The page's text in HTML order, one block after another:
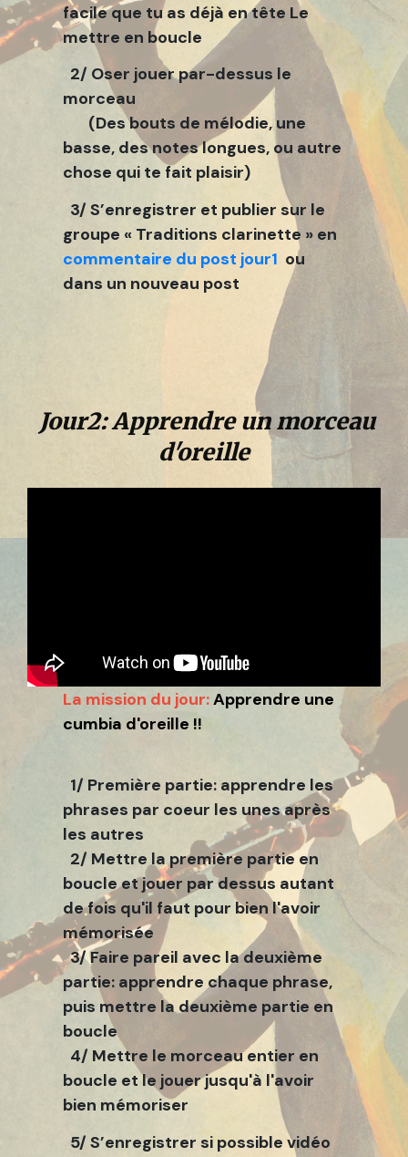
facile que tu as déjà en tête Le
mettre en boucle
2/ Oser jouer par-dessus le
morceau
(Des bouts de mélodie, une
basse, des notes longues, ou autre
chose qui te fait plaisir)
3/ S’enregistrer et publier sur le
groupe « Traditions clarinette » en
commentaire du post jour1 ou
dans un nouveau post
Jour2: Apprendre un morceau
d'oreille
La mission du jour:Apprendre une
cumbia d'oreille !!
1/ Première partie: apprendre les
phrases par coeur les unes après
les autres
2/ Mettre la première partie en
boucle et jouer par dessus autant
de fois qu'il faut pour bien l'avoir
mémorisée
3/ Faire pareil avec la deuxième
partie: apprendre chaque phrase,
puis mettre la deuxième partie en
boucle
4/ Mettre le morceau entier en
boucle et le jouer jusqu'à l'avoir
bien mémoriser
5/ S’enregistrer si possible vidéo